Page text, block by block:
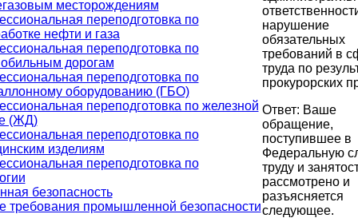
месторождениям
переподготовка по
нефти и газа
переподготовка по
дорогам
переподготовка по
оборудованию (ГБО)
переподготовка по железной
(ЖД)
переподготовка по
изделиям
переподготовка по
безопасность
требования промышленной безопасности
нарушение
обязательных
требований в
труда по
прокурорских
Ответ: Ваше
обращение,
поступившее в
Федеральную
труду и
рассмотрено и
разъясняется
следующее.